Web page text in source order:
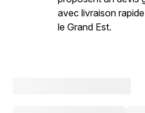
avec livraison
le Grand Est.